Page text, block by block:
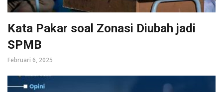
Kata Pakar soal Zonasi Diubah jadi
SPMB
Februari 6, 2025